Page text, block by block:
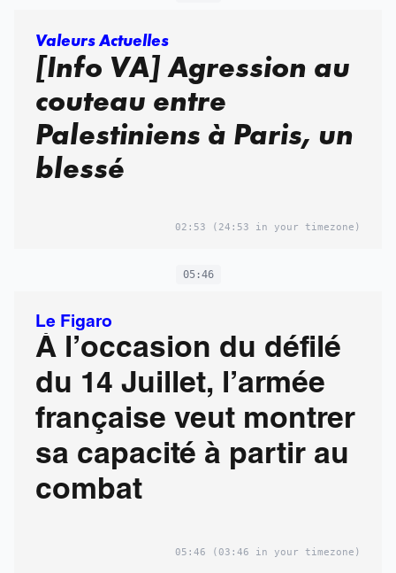
Valeurs Actuelles
[Info VA] Agression au
couteau entre
Palestiniens à Paris, un
blessé
02:53 (24:53 in your timezone)
05:46
Le Figaro
À l’occasion du défilé
du 14 Juillet, l’armée
française veut montrer
sa capacité à partir au
combat
05:46 (03:46 in your timezone)